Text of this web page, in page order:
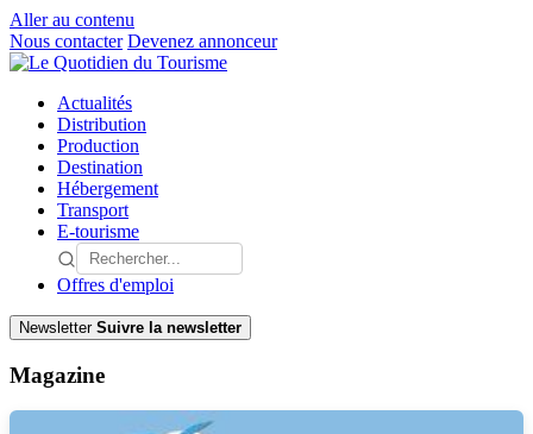
Aller au contenu
Nous contacter Devenez annonceur
Actualités
Distribution
Production
Destination
Hébergement
Transport
E-tourisme
Offres d'emploi
Newsletter Suivre la newsletter
Magazine